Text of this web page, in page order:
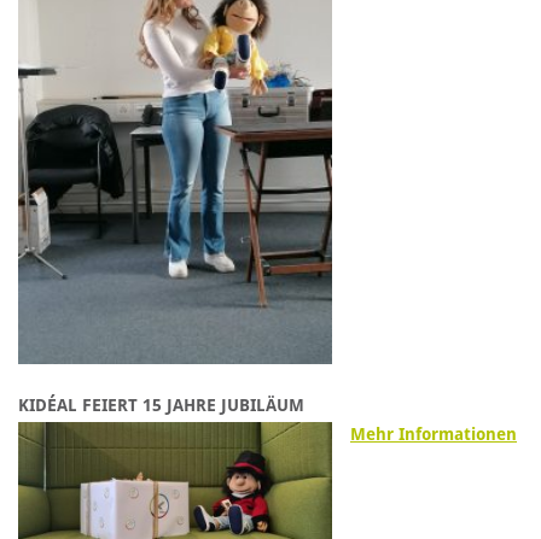
KIDÉAL FEIERT 15 JAHRE JUBILÄUM
Mehr Informationen